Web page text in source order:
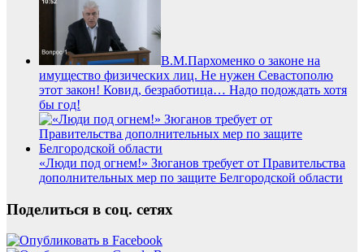
В.М.Пархоменко о законе на
имущество физических лиц. Не нужен Севастополю
этот закон! Ковид, безработица… Надо подождать хотя
бы год!
«Люди под огнем!» Зюганов требует от Правительства
дополнительных мер по защите Белгородской области
Поделиться в соц. сетях